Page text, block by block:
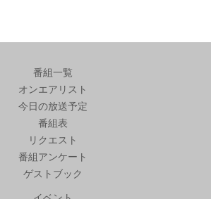
番組一覧
オンエアリスト
今日の放送予定
番組表
リクエスト
番組アンケート
ゲストブック